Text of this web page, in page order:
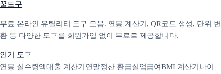
꿀도구
무료 온라인 유틸리티 도구 모음. 연봉 계산기, QR코드 생성, 단위 변
환 등 다양한 도구를 회원가입 없이 무료로 제공합니다.
인기 도구
연봉 실수령액대출 계산기 연말정산 환급실업급여BMI 계산기 나이